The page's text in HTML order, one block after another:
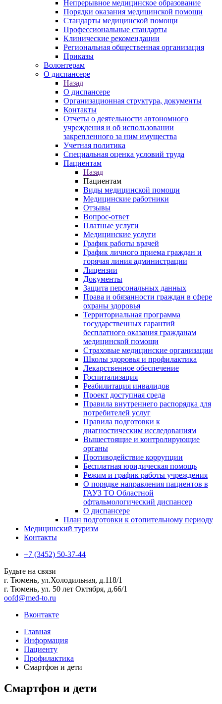
Непрерывное медицинское образование
Порядки оказания медицинской помощи
Стандарты медицинской помощи
Профессиональные стандарты
Клинические рекомендации
Региональная общественная организация
Приказы
Волонтерам
О диспансере
Назад
О диспансере
Организационная структура, документы
Контакты
Отчеты о деятельности автономного
учреждения и об использовании
закрепленного за ним имущества
Учетная политика
Специальная оценка условий труда
Пациентам
Назад
Пациентам
Виды медицинской помощи
Медицинские работники
Отзывы
Вопрос-ответ
Платные услуги
Медицинские услуги
График работы врачей
График личного приема граждан и
горячая линия администрации
Лицензии
Документы
Защита персональных данных
Права и обязанности граждан в сфере
охраны здоровья
Территориальная программа
государственных гарантий
бесплатного оказания гражданам
медицинской помощи
Страховые медицинские организации
Школы здоровья и профилактика
Лекарственное обеспечение
Госпитализация
Реабилитация инвалидов
Проект доступная среда
Правила внутреннего распорядка для
потребителей услуг
Правила подготовки к
диагностическим исследованиям
Вышестоящие и контролирующие
органы
Противодействие коррупции
Бесплатная юридическая помощь
Режим и график работы учреждения
О порядке направления пациентов в
ГАУЗ ТО Областной
офтальмологический диспансер
О диспансере
План подготовки к отопительному периоду
Медицинский туризм
Контакты
+7 (3452) 50-37-44
Будьте на связи
г. Тюмень, ул.Холодильная, д.118/1
г. Тюмень, ул. 50 лет Октября, д.66/1
oofd@med-to.ru
Вконтакте
Главная
Информация
Пациенту
Профилактика
Смартфон и дети
Смартфон и дети